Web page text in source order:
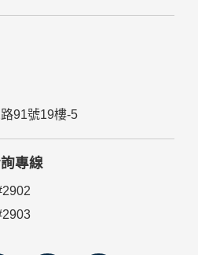
91號19樓-5
專線